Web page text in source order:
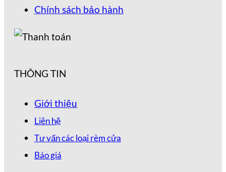
Chính sách bảo hành
THÔNG TIN
Giới thiệu
Liên hệ
Tư vấn các loại rèm cửa
Báo giá